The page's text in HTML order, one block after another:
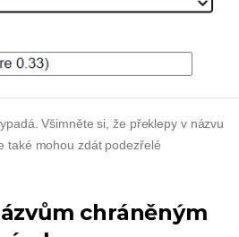
Všimněte si, že překlepy v názvu
také mohou zdát podezřelé
chráněným